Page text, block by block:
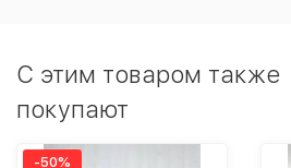
C этим товаром также
покупают
-50%